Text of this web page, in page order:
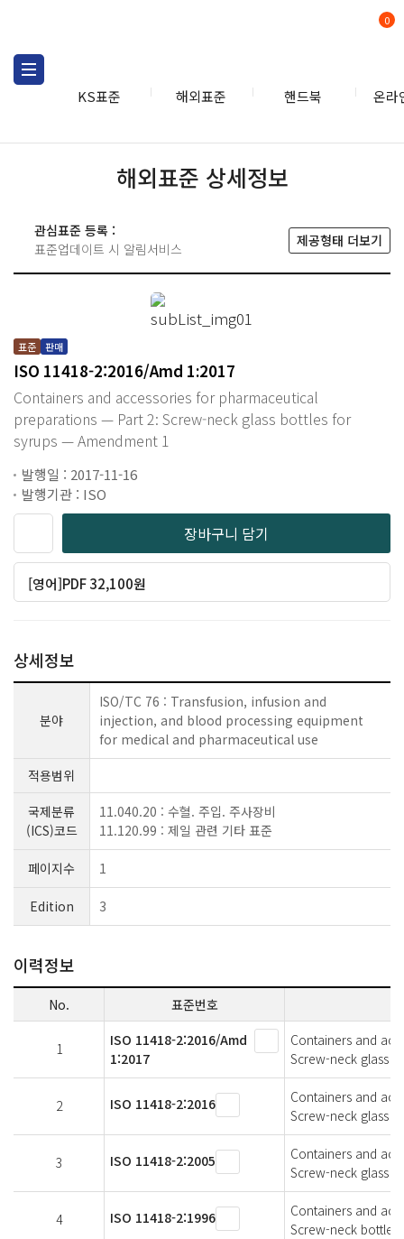
KS표준 해외표준 핸드북 온라
0
해외표준 상세정보
관심표준 등록 :
표준업데이트 시 알림서비스
제공형태 더보기
표준 판매
ISO 11418-2:2016/Amd 1:2017
Containers and accessories for pharmaceutical
preparations — Part 2: Screw-neck glass bottles for
syrups — Amendment 1
발행일 : 2017-11-16
발행기관 : ISO
장바구니 담기
[영어]PDF 32,100원
상세정보
분야
ISO/TC 76 : Transfusion, infusion and
injection, and blood processing equipment
for medical and pharmaceutical use
적용범위
국제분류
(ICS)코드
11.040.20 : 수혈. 주입. 주사장비
11.120.99 : 제일 관련 기타 표준
페이지수 1
Edition 3
이력정보
No. 표준번호
1
ISO 11418-2:2016/Amd
1:2017
Containers and
Screw-neck glass
2 ISO 11418-2:2016
Containers and
Screw-neck glass
3 ISO 11418-2:2005
Containers and
Screw-neck glass
4 ISO 11418-2:1996
Containers and
Screw-neck bottles